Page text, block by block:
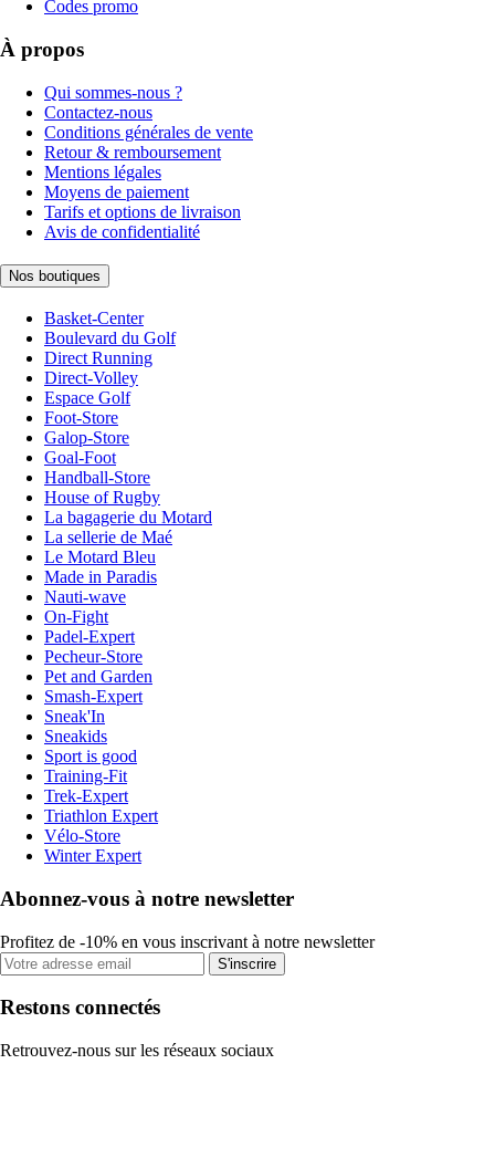
Codes promo
À propos
Qui sommes-nous ?
Contactez-nous
Conditions générales de vente
Retour & remboursement
Mentions légales
Moyens de paiement
Tarifs et options de livraison
Avis de confidentialité
Nos boutiques
Basket-Center
Boulevard du Golf
Direct Running
Direct-Volley
Espace Golf
Foot-Store
Galop-Store
Goal-Foot
Handball-Store
House of Rugby
La bagagerie du Motard
La sellerie de Maé
Le Motard Bleu
Made in Paradis
Nauti-wave
On-Fight
Padel-Expert
Pecheur-Store
Pet and Garden
Smash-Expert
Sneak'In
Sneakids
Sport is good
Training-Fit
Trek-Expert
Triathlon Expert
Vélo-Store
Winter Expert
Abonnez-vous à notre newsletter
Profitez de -10% en vous inscrivant à notre newsletter
S'inscrire
Restons connectés
Retrouvez-nous sur les réseaux sociaux